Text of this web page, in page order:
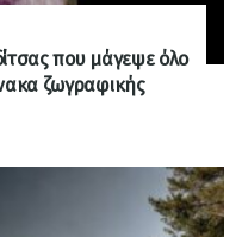
που μάγεψε όλο
ζωγραφικής